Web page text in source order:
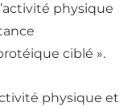
physique
ciblé ».
physique et